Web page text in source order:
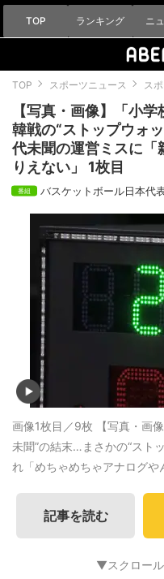
TOP ランキング ニ
TOP スポーツニュース ス
【写真・画像】「小
韓戦の“ストップウォ
代未聞の運営ミスに
りえない」 1枚目
バスケットボール日本代
画像1枚目／9枚 【写真・画
未聞”の結末…まさかの“スト
れ「めちゃめちゃアナログ
記事を読む
▼スクロー